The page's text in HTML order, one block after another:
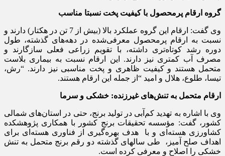
گروه ارقام پرمحصول با کیفیت پخت نسبتا مناسب
وی گفت: ارقام این گروه عملکرد بالا (بیش از 7 تن در هکتار) دارند و
نسبت به ارقام پرمحصول معرفی‌شده در دهه‌های گذشته، طول
دوره رشد کوتاه‌تری داشته، با تقویم زراعی فعلی سازگارند و
مصرف آب کمتری نیز دارند. این ارقام نسبت به بیماری بلاست
متحمل هستند و کیفیت ظاهری و پخت مناسبی نیز دارند. “رش،
تیسا، طلوع، هلال و امید “از جمله این ارقام هستند.
ارقام متحمل به تنش‌های غیرزنده: خشکی و سرما
وی با اشاره به تهدید کم‌آبی در تولید برنج، حتی در استان‌های شمالی
کشور، گفت: مؤسسه تحقیقات برنج کشور با همکاری پژوهشکده
کشاورزی هسته‌ای و با هدف بهره‌گیری از فناوری هسته‌ای برای
اهداف صلح آمیز، طی سالهای گذشته دو رقم برنج متحمل به تنش
خشکی را اصلاح و معرفی کرده است.